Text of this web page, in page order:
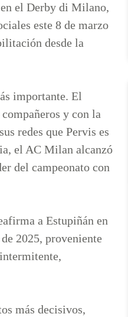
el Derby di Milano,
este 8 de marzo
desde la
importante. El
y con la
redes que Pervis es
el AC Milan alcanzó
del campeonato con
a Estupiñán en
2025, proveniente
más decisivos,